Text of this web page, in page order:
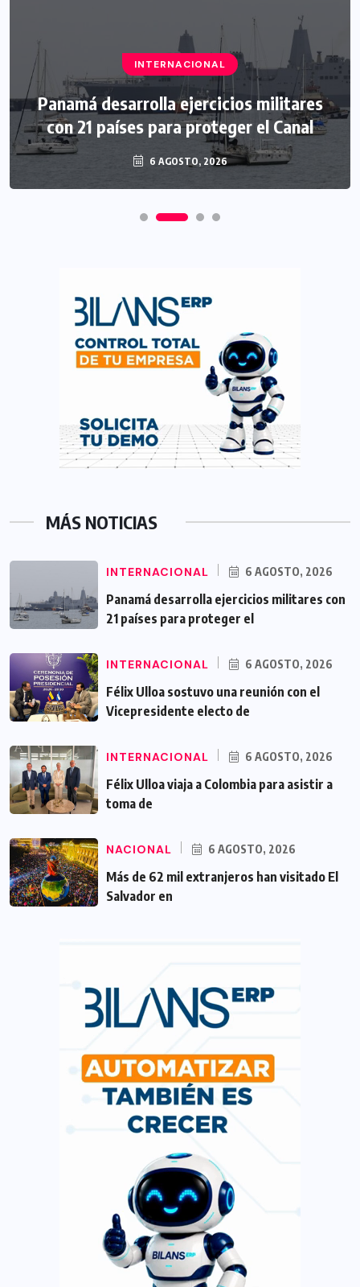
INTERNACIONAL
Panamá desarrolla ejercicios militares
con 21 países para proteger el Canal
6 AGOSTO, 2026
MÁS NOTICIAS
INTERNACIONAL 6 AGOSTO, 2026
Panamá desarrolla ejercicios militares con
21 países para proteger el
INTERNACIONAL 6 AGOSTO, 2026
Félix Ulloa sostuvo una reunión con el
Vicepresidente electo de
INTERNACIONAL 6 AGOSTO, 2026
Félix Ulloa viaja a Colombia para asistir a
toma de
NACIONAL 6 AGOSTO, 2026
Más de 62 mil extranjeros han visitado El
Salvador en